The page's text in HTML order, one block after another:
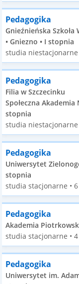
Pedagogika
Gnieźnieńska
• Gniezno • I stopnia
studia niestacjonarne
Pedagogika
Filia w Szczecinku
Społeczna Akademia
stopnia
studia niestacjonarne
Pedagogika
Uniwersytet
stopnia
studia stacjonarne •
Pedagogika
Akademia
studia stacjonarne •
Pedagogika
Uniwersytet im.